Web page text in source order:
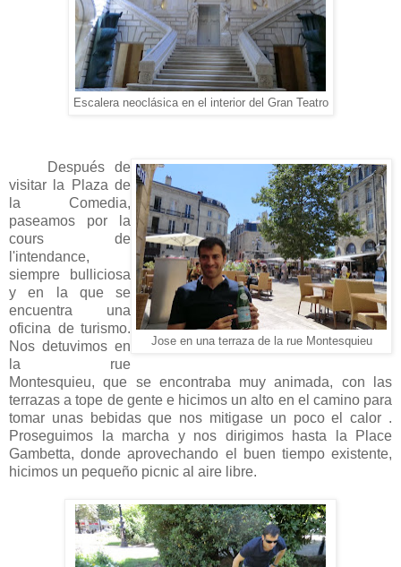
Escalera neoclásica en el interior del Gran Teatro
Jose en una terraza de la rue Montesquieu
Después de
visitar la Plaza de
la Comedia,
paseamos por la
cours de
l'intendance,
siempre bulliciosa
y en la que se
encuentra una
oficina de turismo.
Nos detuvimos en
la rue
Montesquieu, que se encontraba muy animada, con las
terrazas a tope de gente e hicimos un alto en el camino para
tomar unas bebidas que nos mitigase un poco el calor .
Proseguimos la marcha y nos dirigimos hasta la Place
Gambetta, donde aprovechando el buen tiempo existente,
hicimos un pequeño picnic al aire libre.